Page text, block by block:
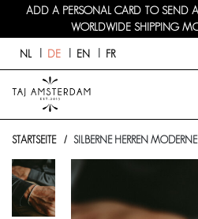
ADD A PERSONAL CARD TO SEND
WORLDWIDE SHIPPING
NL DE EN FR
STARTSEITE SILBERNE HERREN